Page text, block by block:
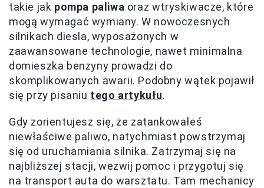
takie jak pompa paliwa oraz wtryskiwacze, które
mogą wymagać wymiany. W nowoczesnych
silnikach diesla, wyposażonych w
zaawansowane technologie, nawet minimalna
domieszka benzyny prowadzi do
skomplikowanych awarii. Podobny wątek pojawił
się przy pisaniu tego artykułu.
Gdy zorientujesz się, że zatankowałeś
niewłaściwe paliwo, natychmiast powstrzymaj
się od uruchamiania silnika. Zatrzymaj się na
najbliższej stacji, wezwij pomoc i przygotuj się
na transport auta do warsztatu. Tam mechanicy